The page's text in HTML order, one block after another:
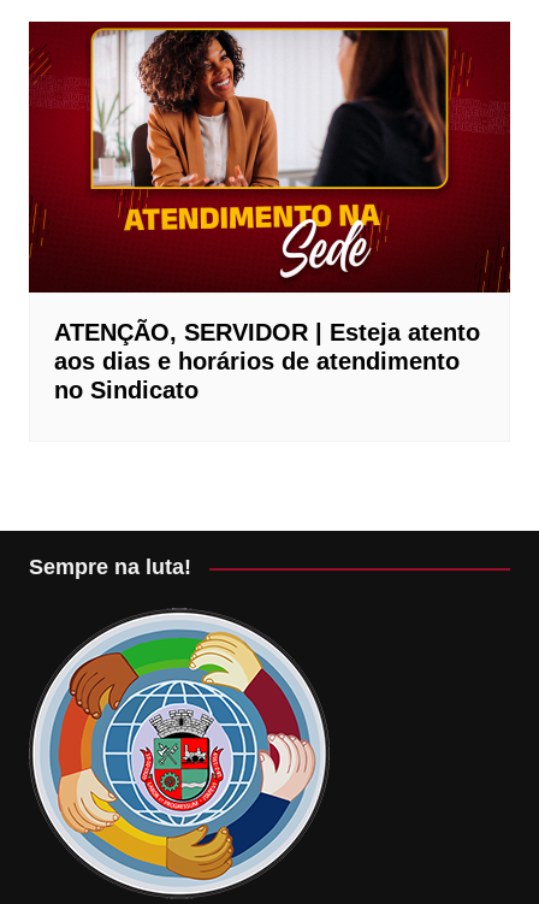
ATENÇÃO, SERVIDOR | Esteja atento
aos dias e horários de atendimento
no Sindicato
Sempre na luta!